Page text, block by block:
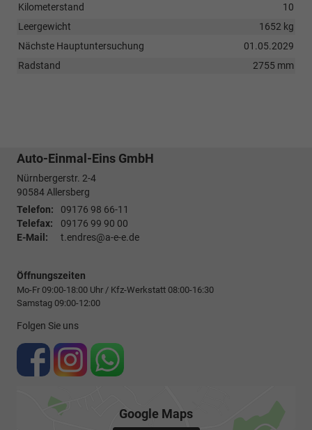
Kilometerstand
10
Leergewicht
1652 kg
Nächste Hauptuntersuchung
01.05.2029
Radstand
2755 mm
Auto-Einmal-Eins GmbH
Nürnbergerstr. 2-4
90584Allersberg
Telefon:
09176 98 66-11
Telefax:
09176 99 90 00
E-Mail:
t.endres@a-e-e.de
Öffnungszeiten
Mo-Fr 09:00-18:00 Uhr / Kfz-Werkstatt 08:00-16:30
Samstag 09:00-12:00
Folgen Sie uns
Google Maps